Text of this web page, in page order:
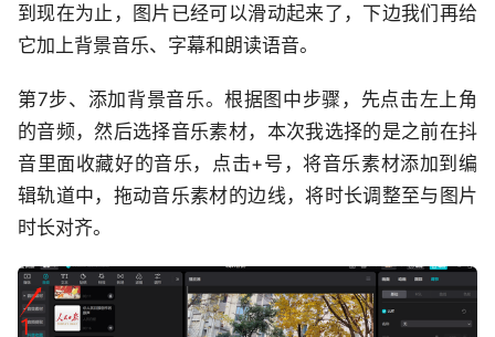
到现在为止，图片已经可以滑动起来了，下边我们再给
它加上背景音乐、字幕和朗读语音。
第7步、添加背景音乐。根据图中步骤，先点击左上角
的音频，然后选择音乐素材，本次我选择的是之前在抖
音里面收藏好的音乐，点击+号，将音乐素材添加到编
辑轨道中，拖动音乐素材的边线，将时长调整至与图片
时长对齐。